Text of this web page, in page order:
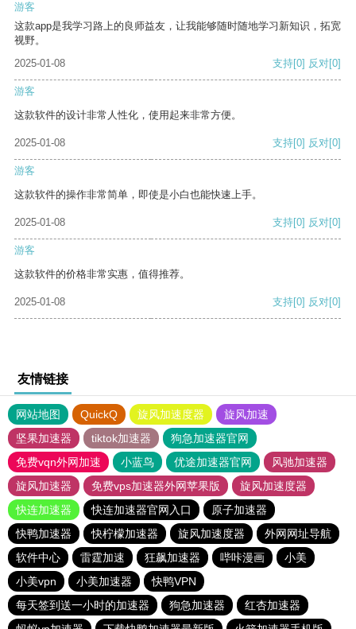
游客
这款app是我学习路上的良师益友，让我能够随时随地学习新知识，拓宽
视野。
2025-01-08
支持[0] 反对[0]
游客
这款软件的设计非常人性化，使用起来非常方便。
2025-01-08 支持[0] 反对[0]
游客
这款软件的操作非常简单，即使是小白也能快速上手。
2025-01-08 支持[0] 反对[0]
游客
这款软件的价格非常实惠，值得推荐。
2025-01-08 支持[0] 反对[0]
友情链接
网站地图 QuickQ 旋风加速度器
旋风加速
坚果加速器
tiktok加速器
狗急加速器官网
免费vqn外网加速
小蓝鸟 优途加速器官网
风驰加速器
旋风加速器
免费vps加速器外网苹果版
旋风加速度器
快连加速器
快连加速器官网入口
原子加速器
快鸭加速器
快柠檬加速器 旋风加速度器
外网网址导航
软件中心
雷霆加速 狂飙加速器 哔咔漫画
小美
小美vpn
小美加速器
快鸭VPN
每天签到送一小时的加速器
狗急加速器
红杏加速器